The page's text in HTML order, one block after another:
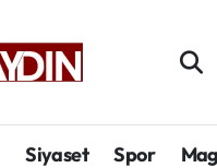
Siyaset Spor